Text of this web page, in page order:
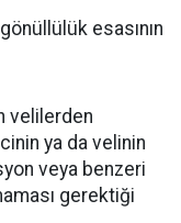
esasının
velilerden
ya da velinin
veya benzeri
gerektiği